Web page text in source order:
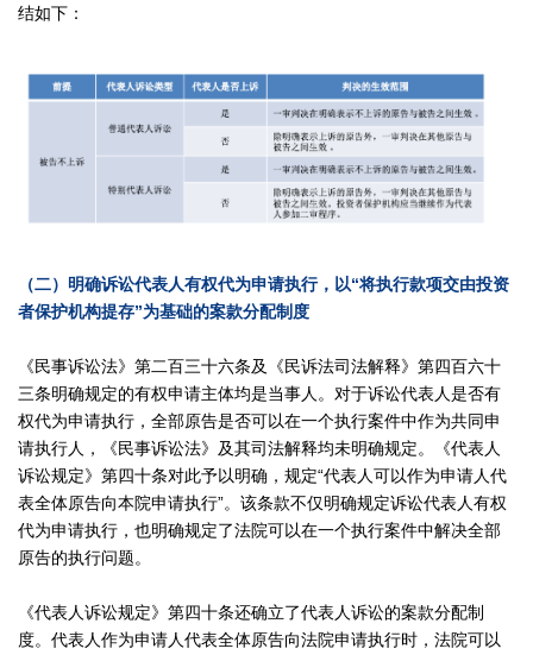
结如下：
（二）明确诉讼代表人有权代为申请执行，以“将执行款项交由投资
者保护机构提存”为基础的案款分配制度
《民事诉讼法》第二百三十六条及《民诉法司法解释》第四百六十
三条明确规定的有权申请主体均是当事人。对于诉讼代表人是否有
权代为申请执行，全部原告是否可以在一个执行案件中作为共同申
请执行人，《民事诉讼法》及其司法解释均未明确规定。《代表人
诉讼规定》第四十条对此予以明确，规定“代表人可以作为申请人代
表全体原告向本院申请执行”。该条款不仅明确规定诉讼代表人有权
代为申请执行，也明确规定了法院可以在一个执行案件中解决全部
原告的执行问题。
《代表人诉讼规定》第四十条还确立了代表人诉讼的案款分配制
度。代表人作为申请人代表全体原告向法院申请执行时，法院可以